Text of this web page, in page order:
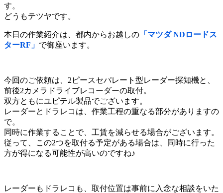
す。
どうもテツヤです。
本日の作業紹介は、都内からお越しの 「マツダ NDロードス
ターRF」 で御座います。
今回のご依頼は、2ピースセパレート型レーダー探知機と、
前後2カメラドライブレコーダーの取付。
双方ともにユピテル製品でございます。
レーダーとドラレコは、作業工程の重なる部分がありますの
で。
同時に作業することで、工賃を減らせる場合がございます。
従って、この2つを取付る予定がある場合は、同時に行った
方が得になる可能性が高いのですね♪
レーダーもドラレコも、取付位置は事前に入念な相談をいた